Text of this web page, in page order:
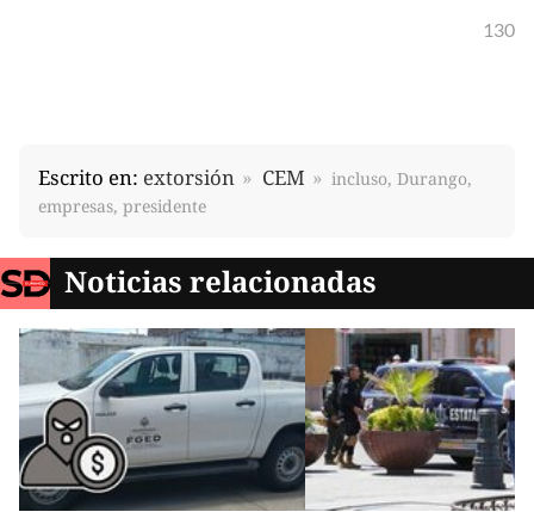
130
Escrito en: extorsión CEM
incluso, Durango,
empresas, presidente
Noticias relacionadas